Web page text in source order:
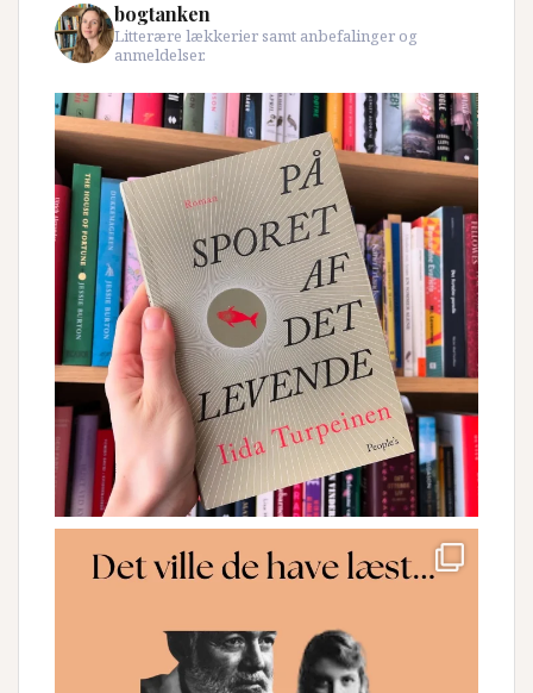
bogtanken
Litterære lækkerier samt anbefalinger og
anmeldelser.